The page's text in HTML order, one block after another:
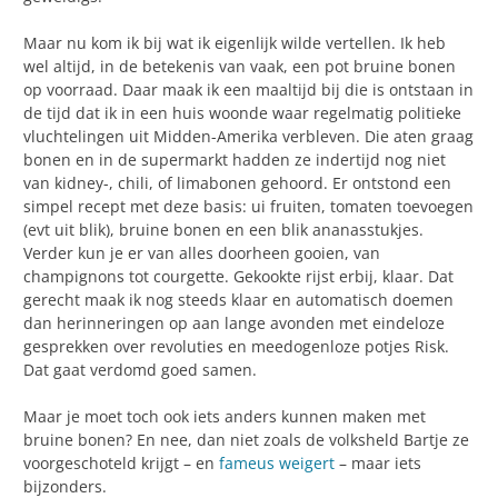
Maar nu kom ik bij wat ik eigenlijk wilde vertellen. Ik heb
wel altijd, in de betekenis van vaak, een pot bruine bonen
op voorraad. Daar maak ik een maaltijd bij die is ontstaan in
de tijd dat ik in een huis woonde waar regelmatig politieke
vluchtelingen uit Midden-Amerika verbleven. Die aten graag
bonen en in de supermarkt hadden ze indertijd nog niet
van kidney-, chili, of limabonen gehoord. Er ontstond een
simpel recept met deze basis: ui fruiten, tomaten toevoegen
(evt uit blik), bruine bonen en een blik ananasstukjes.
Verder kun je er van alles doorheen gooien, van
champignons tot courgette. Gekookte rijst erbij, klaar. Dat
gerecht maak ik nog steeds klaar en automatisch doemen
dan herinneringen op aan lange avonden met eindeloze
gesprekken over revoluties en meedogenloze potjes Risk.
Dat gaat verdomd goed samen.
Maar je moet toch ook iets anders kunnen maken met
bruine bonen? En nee, dan niet zoals de volksheld Bartje ze
voorgeschoteld krijgt – en fameus weigert – maar iets
bijzonders.